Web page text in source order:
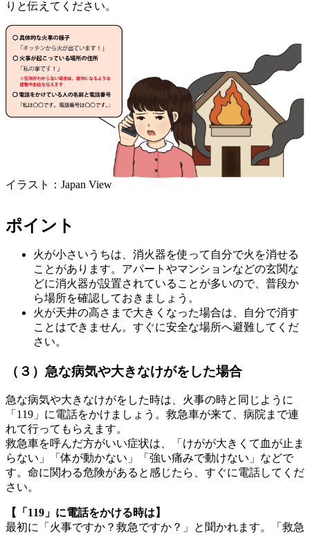
りと伝えてください。
イラスト：Japan View
ポイント
火が小さいうちは、消火器を使って自分で火を消せる
ことがあります。アパートやマンションなどの玄関な
どに消火器が設置されていることが多いので、普段か
ら場所を確認しておきましょう。
火が天井の高さまで大きくなった場合は、自分で消す
ことはできません。すぐに安全な場所へ避難してくだ
さい。
（３）急な病気や大きなけがをした場合
急な病気や大きなけがをした時は、火事の時と同じように
「119」に電話をかけましょう。救急車が来て、病院まで連
れて行ってもらえます。
救急車を呼んだ方がいい症状は、「けがが大きくて血が止ま
らない」「体が動かない」「強い痛みで動けない」などで
す。命に関わる危険があると感じたら、すぐに電話してくだ
さい。
【「119」に電話をかける時は】
最初に「火事ですか？救急ですか？」と聞かれます。「救急